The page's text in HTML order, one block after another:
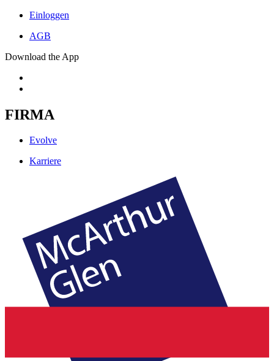
Einloggen
AGB
Download the App
FIRMA
Evolve
Karriere